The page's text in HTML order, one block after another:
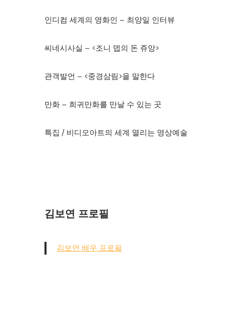
인디컴 세계의 영화인 – 최양일 인터뷰
씨네시사실 – <조니 뎁의 돈 쥬앙>
관객발언 – <중경삼림>을 말한다
만화 – 희귀만화를 만날 수 있는 곳
특집 / 비디오아트의 세계 열리는 영상예술
김보연 프로필
김보연 배우 프로필